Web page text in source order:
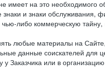
имеет на это
знаки и знаки
либо коммерческую тайну,
любые материалы на
данные соискателей для
Заказчика или в